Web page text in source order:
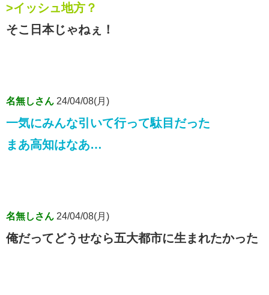
>イッシュ地方？
そこ日本じゃねぇ！
名無しさん 24/04/08(月)
一気にみんな引いて行って駄目だった
まあ高知はなあ…
名無しさん 24/04/08(月)
俺だってどうせなら五大都市に生まれたかった